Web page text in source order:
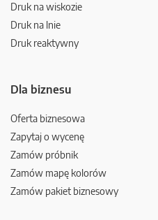
Druk na wiskozie
Druk na lnie
Druk reaktywny
Dla biznesu
Oferta biznesowa
Zapytaj o wycenę
Zamów próbnik
Zamów mapę kolorów
Zamów pakiet biznesowy